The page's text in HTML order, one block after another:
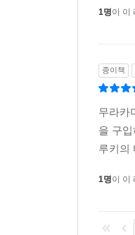
1명이 이
종이책
무라카
을 구
루키의
1명이 이